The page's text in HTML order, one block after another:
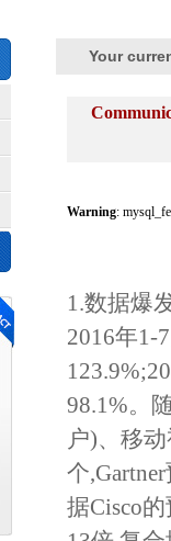
Your
Warning:
1.数据爆
2016年1-
98.1%。
户)、移
个
据Cisco